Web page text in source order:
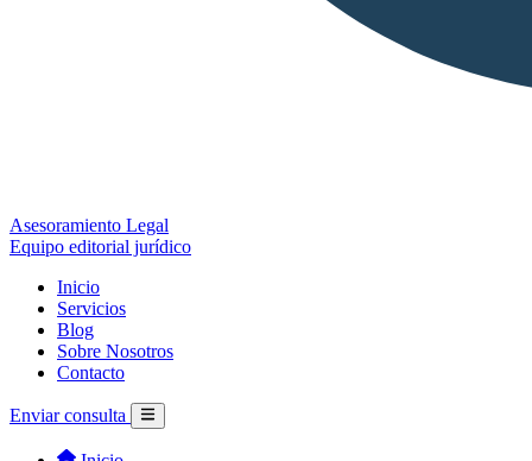
Asesoramiento Legal
Equipo editorial jurídico
Inicio
Servicios
Blog
Sobre Nosotros
Contacto
Enviar consulta